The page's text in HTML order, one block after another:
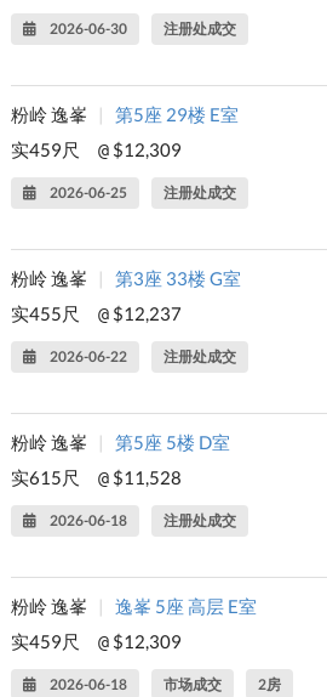
2026-06-30 注册处成交
粉岭 逸峯 |
第5座 29楼 E室
实459尺
@ $12,309
2026-06-25 注册处成交
粉岭 逸峯 |
第3座 33楼 G室
实455尺
@ $12,237
2026-06-22 注册处成交
粉岭 逸峯 |
第5座 5楼 D室
实615尺
@ $11,528
2026-06-18 注册处成交
粉岭 逸峯 |
逸峯 5座 高层 E室
实459尺
@ $12,309
2026-06-18 市场成交 2房